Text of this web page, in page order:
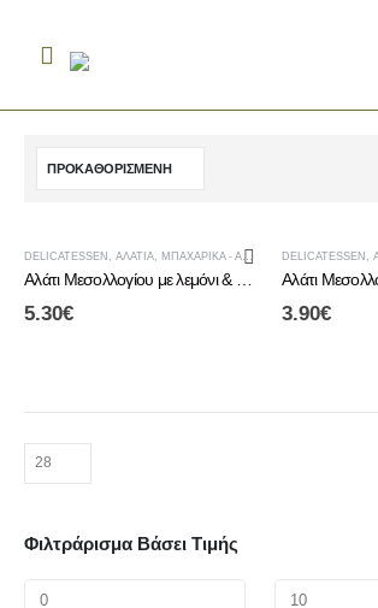
DELICATESSEN , ΑΛΆΤΙΑ, ΜΠΑΧΑΡΙΚΆ - ΑΛΆΤΙΑ
5.30€
DELICATESSEN ,
3.90€
Φιλτράρισμα Βάσει Τιμής